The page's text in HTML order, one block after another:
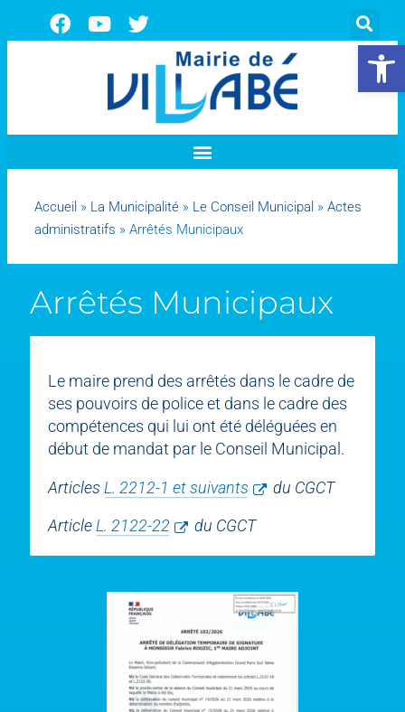
Ouvrir
Accueil » La Municipalité » Le Conseil Municipal » Actes
administratifs » Arrêtés Municipaux
Arrêtés Municipaux
Le maire prend des arrêtés dans le cadre de
ses pouvoirs de police et dans le cadre des
compétences qui lui ont été déléguées en
début de mandat par le Conseil Municipal.
Articles L. 2212-1 et suivants du CGCT
Article L. 2122-22 du CGCT